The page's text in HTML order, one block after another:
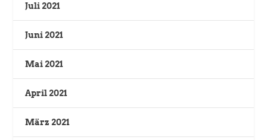
Juli 2021
Juni 2021
Mai 2021
April 2021
März 2021